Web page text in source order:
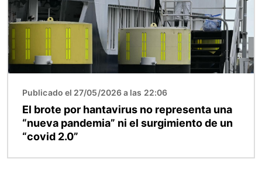
Publicado el 27/05/2026 a las 22:06
El brote por hantavirus no representa una
“nueva pandemia” ni el surgimiento de un
“covid 2.0”